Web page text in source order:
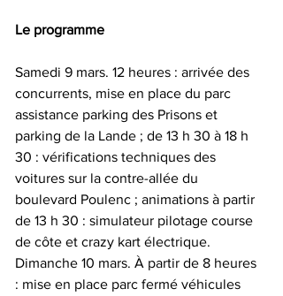
Le programme
Samedi 9 mars. 12 heures : arrivée des
concurrents, mise en place du parc
assistance parking des Prisons et
parking de la Lande ; de 13 h 30 à 18 h
30 : vérifications techniques des
voitures sur la contre-allée du
boulevard Poulenc ; animations à partir
de 13 h 30 : simulateur pilotage course
de côte et crazy kart électrique.
Dimanche 10 mars. À partir de 8 heures
: mise en place parc fermé véhicules